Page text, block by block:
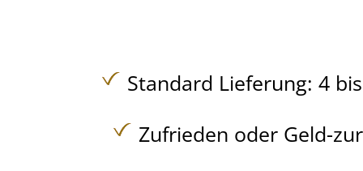
Standard Lieferung: 4
Zufrieden oder Geld-